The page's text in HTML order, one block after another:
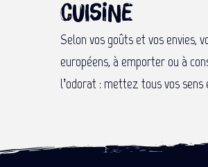
cuisine
Selon vos goûts et vos envies,
européens, à emporter ou à
l’odorat : mettez tous vos